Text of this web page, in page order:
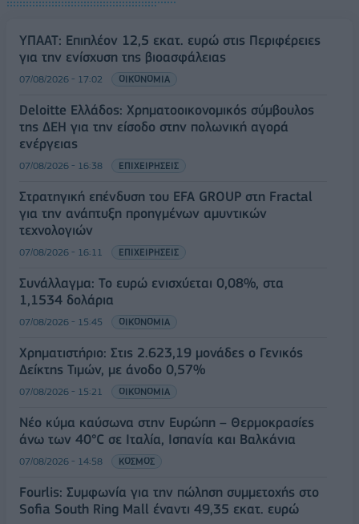
ΥΠΑΑΤ: Επιπλέον 12,5 εκατ. ευρώ στις Περιφέρειες
για την ενίσχυση της βιοασφάλειας
07/08/2026 - 17:02 ΟΙΚΟΝΟΜΙΑ
Deloitte Ελλάδος: Χρηματοοικονομικός σύμβουλος
της ΔΕΗ για την είσοδο στην πολωνική αγορά
ενέργειας
07/08/2026 - 16:38 ΕΠΙΧΕΙΡΗΣΕΙΣ
Στρατηγική επένδυση του EFA GROUP στη Fractal
για την ανάπτυξη προηγμένων αμυντικών
τεχνολογιών
07/08/2026 - 16:11 ΕΠΙΧΕΙΡΗΣΕΙΣ
Συνάλλαγμα: Το ευρώ ενισχύεται 0,08%, στα
1,1534 δολάρια
07/08/2026 - 15:45 ΟΙΚΟΝΟΜΙΑ
Χρηματιστήριο: Στις 2.623,19 μονάδες ο Γενικός
Δείκτης Τιμών, με άνοδο 0,57%
07/08/2026 - 15:21 ΟΙΚΟΝΟΜΙΑ
Νέο κύμα καύσωνα στην Ευρώπη – Θερμοκρασίες
άνω των 40°C σε Ιταλία, Ισπανία και Βαλκάνια
07/08/2026 - 14:58 ΚΟΣΜΟΣ
Fourlis: Συμφωνία για την πώληση συμμετοχής στο
Sofia South Ring Mall έναντι 49,35 εκατ. ευρώ